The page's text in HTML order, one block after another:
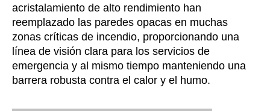
acristalamiento de alto rendimiento han
reemplazado las paredes opacas en muchas
zonas críticas de incendio, proporcionando una
línea de visión clara para los servicios de
emergencia y al mismo tiempo manteniendo una
barrera robusta contra el calor y el humo.